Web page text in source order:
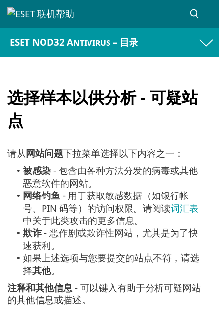
ESET NOD32 Antivirus – 目录
选择样本以供分析 - 可疑站
点
请从网站问题下拉菜单选择以下内容之一：
• 被感染 - 包含由各种方法分发的病毒或其他
恶意软件的网站。
• 网络钓鱼 - 用于获取敏感数据（如银行帐
号、PIN 码等）的访问权限。请阅读词汇表
中关于此类攻击的更多信息。
• 欺诈 - 恶作剧或欺诈性网站，尤其是为了快
速获利。
• 如果上述选项与您要提交的站点不符，请选
择其他。
注释和其他信息 - 可以键入有助于分析可疑网站
的其他信息或描述。